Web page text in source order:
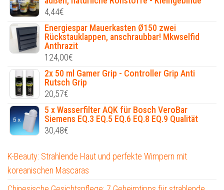
4,44€
Energiespar Mauerkasten Ø150 zwei
Rückstauklappen, anschraubbar! Mkwselfid
Anthrazit
124,00€
2x 50 ml Gamer Grip - Controller Grip Anti
Rutsch Grip
20,57€
5 x Wasserfilter AQK für Bosch VeroBar
Siemens EQ.3 EQ.5 EQ.6 EQ.8 EQ.9 Qualität
30,48€
K-Beauty: Strahlende Haut und perfekte Wimpern mit
koreanischen Mascaras